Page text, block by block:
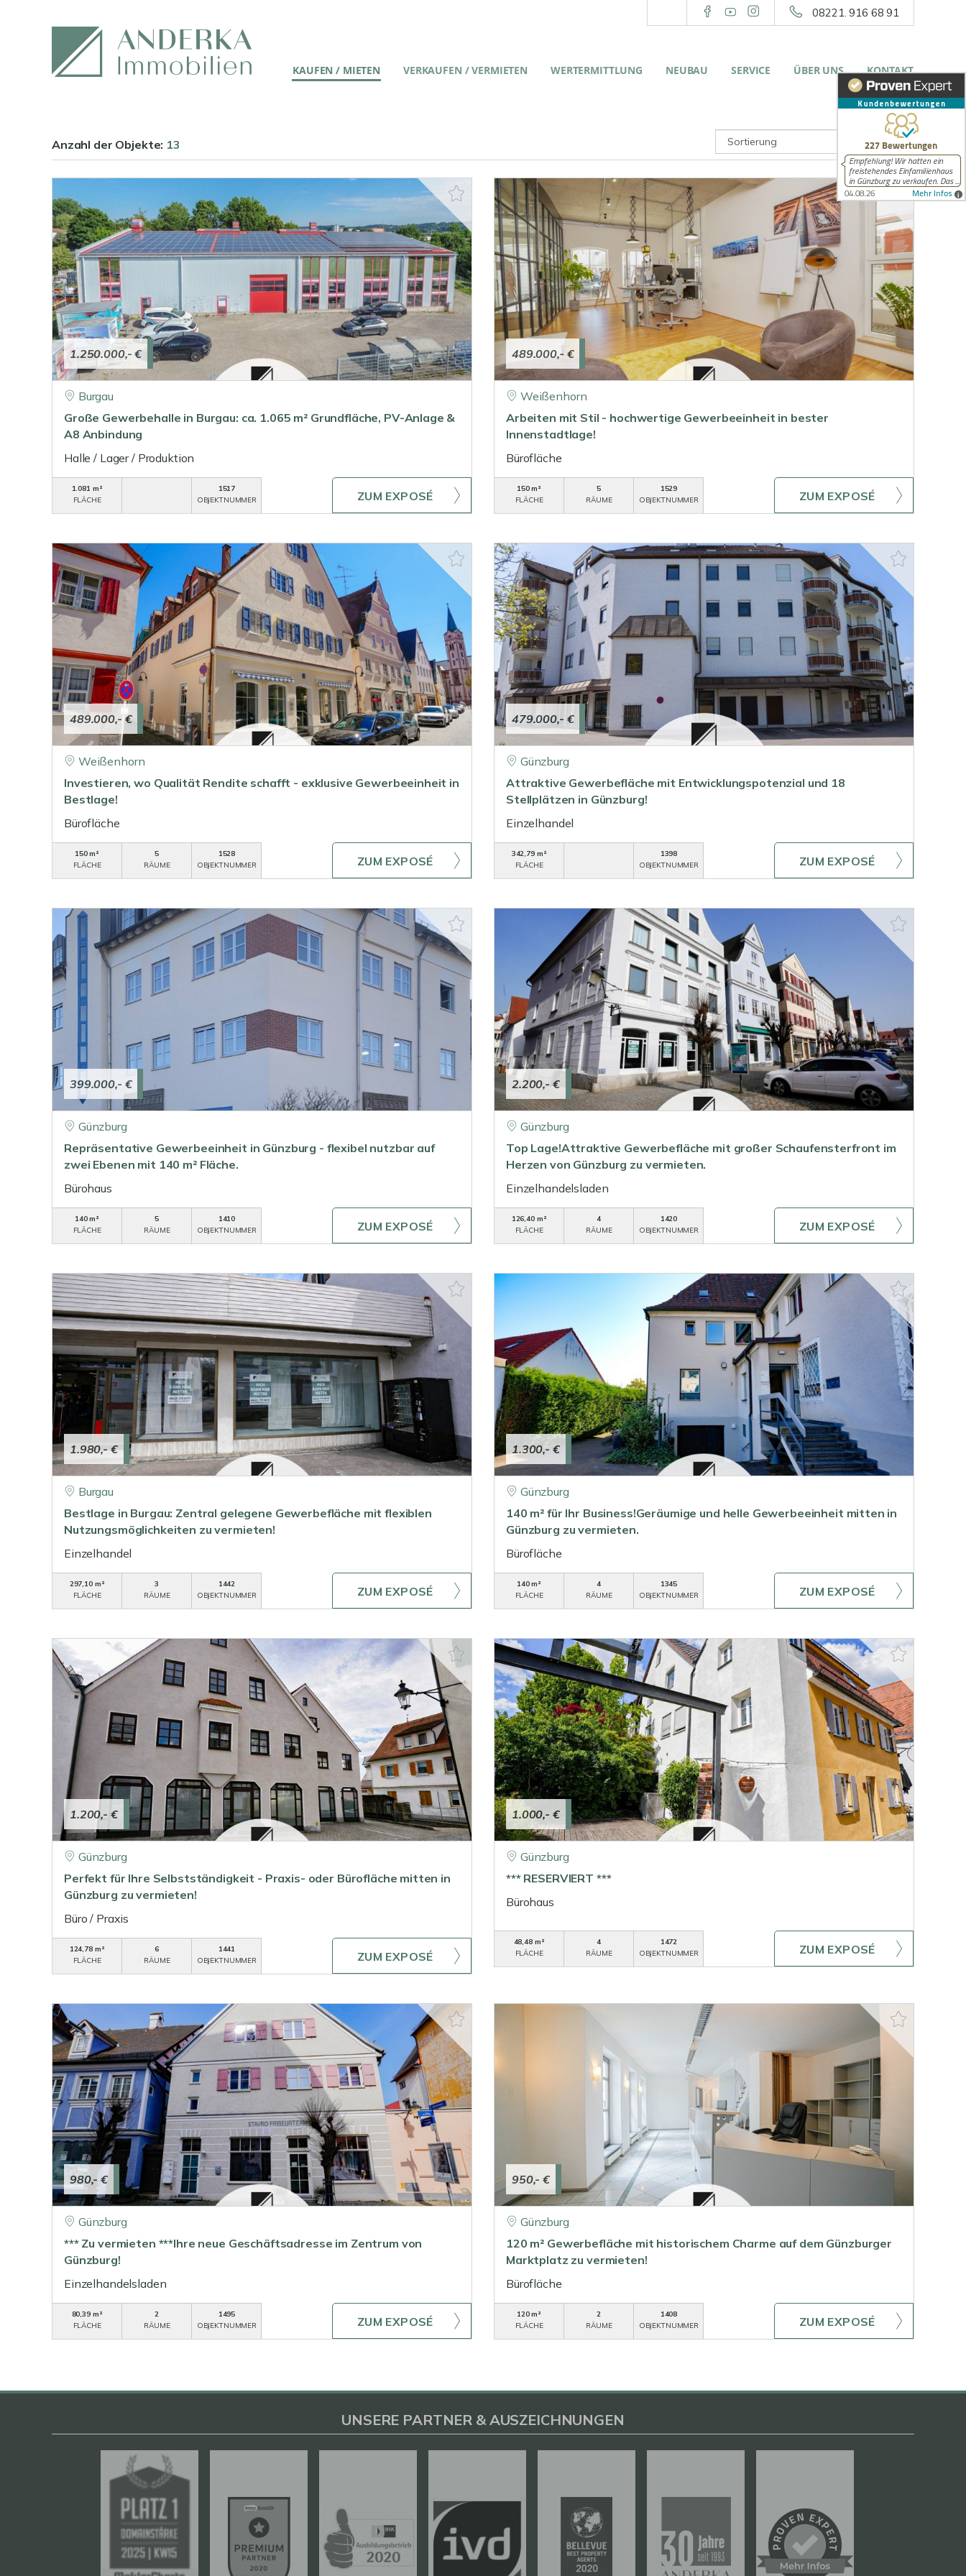
08221. 916 68 91
KAUFEN / MIETEN VERKAUFEN / VERMIETEN WERTERMITTLUNG NEUBAU SERVICE ÜBER UNS KONTAKT
Anzahl der Objekte: 13
1.250.000,- €
Burgau
Große Gewerbehalle in Burgau: ca. 1.065 m² Grundfläche, PV-Anlage &
A8 Anbindung
Halle / Lager / Produktion
1.081 m²
FLÄCHE
1517
OBJEKTNUMMER
ZUM EXPOSÉ
489.000,- €
Weißenhorn
Arbeiten mit Stil - hochwertige Gewerbeeinheit in bester
Innenstadtlage!
Bürofläche
150 m²
FLÄCHE
5
RÄUME
1529
OBJEKTNUMMER
ZUM EXPOSÉ
489.000,- €
Weißenhorn
Investieren, wo Qualität Rendite schafft - exklusive Gewerbeeinheit in
Bestlage!
Bürofläche
150 m²
FLÄCHE
5
RÄUME
1528
OBJEKTNUMMER
ZUM EXPOSÉ
479.000,- €
Günzburg
Attraktive Gewerbefläche mit Entwicklungspotenzial und 18
Stellplätzen in Günzburg!
Einzelhandel
342,79 m²
FLÄCHE
1398
OBJEKTNUMMER
ZUM EXPOSÉ
399.000,- €
Günzburg
Repräsentative Gewerbeeinheit in Günzburg - flexibel nutzbar auf
zwei Ebenen mit 140 m² Fläche.
Bürohaus
140 m²
FLÄCHE
5
RÄUME
1410
OBJEKTNUMMER
ZUM EXPOSÉ
2.200,- €
Günzburg
Top Lage!Attraktive Gewerbefläche mit großer Schaufensterfront im
Herzen von Günzburg zu vermieten.
Einzelhandelsladen
126,40 m²
FLÄCHE
4
RÄUME
1420
OBJEKTNUMMER
ZUM EXPOSÉ
1.980,- €
Burgau
Bestlage in Burgau: Zentral gelegene Gewerbefläche mit flexiblen
Nutzungsmöglichkeiten zu vermieten!
Einzelhandel
297,10 m²
FLÄCHE
3
RÄUME
1442
OBJEKTNUMMER
ZUM EXPOSÉ
1.300,- €
Günzburg
140 m² für Ihr Business!Geräumige und helle Gewerbeeinheit mitten in
Günzburg zu vermieten.
Bürofläche
140 m²
FLÄCHE
4
RÄUME
1345
OBJEKTNUMMER
ZUM EXPOSÉ
1.200,- €
Günzburg
Perfekt für Ihre Selbstständigkeit - Praxis- oder Bürofläche mitten in
Günzburg zu vermieten!
Büro / Praxis
124,78 m²
FLÄCHE
6
RÄUME
1441
OBJEKTNUMMER
ZUM EXPOSÉ
1.000,- €
Günzburg
*** RESERVIERT ***
Bürohaus
48,48 m²
FLÄCHE
4
RÄUME
1472
OBJEKTNUMMER
ZUM EXPOSÉ
980,- €
Günzburg
*** Zu vermieten ***Ihre neue Geschäftsadresse im Zentrum von
Günzburg!
Einzelhandelsladen
80,39 m²
FLÄCHE
2
RÄUME
1495
OBJEKTNUMMER
ZUM EXPOSÉ
950,- €
Günzburg
120 m² Gewerbefläche mit historischem Charme auf dem Günzburger
Marktplatz zu vermieten!
Bürofläche
120 m²
FLÄCHE
2
RÄUME
1408
OBJEKTNUMMER
ZUM EXPOSÉ
UNSERE PARTNER & AUSZEICHNUNGEN